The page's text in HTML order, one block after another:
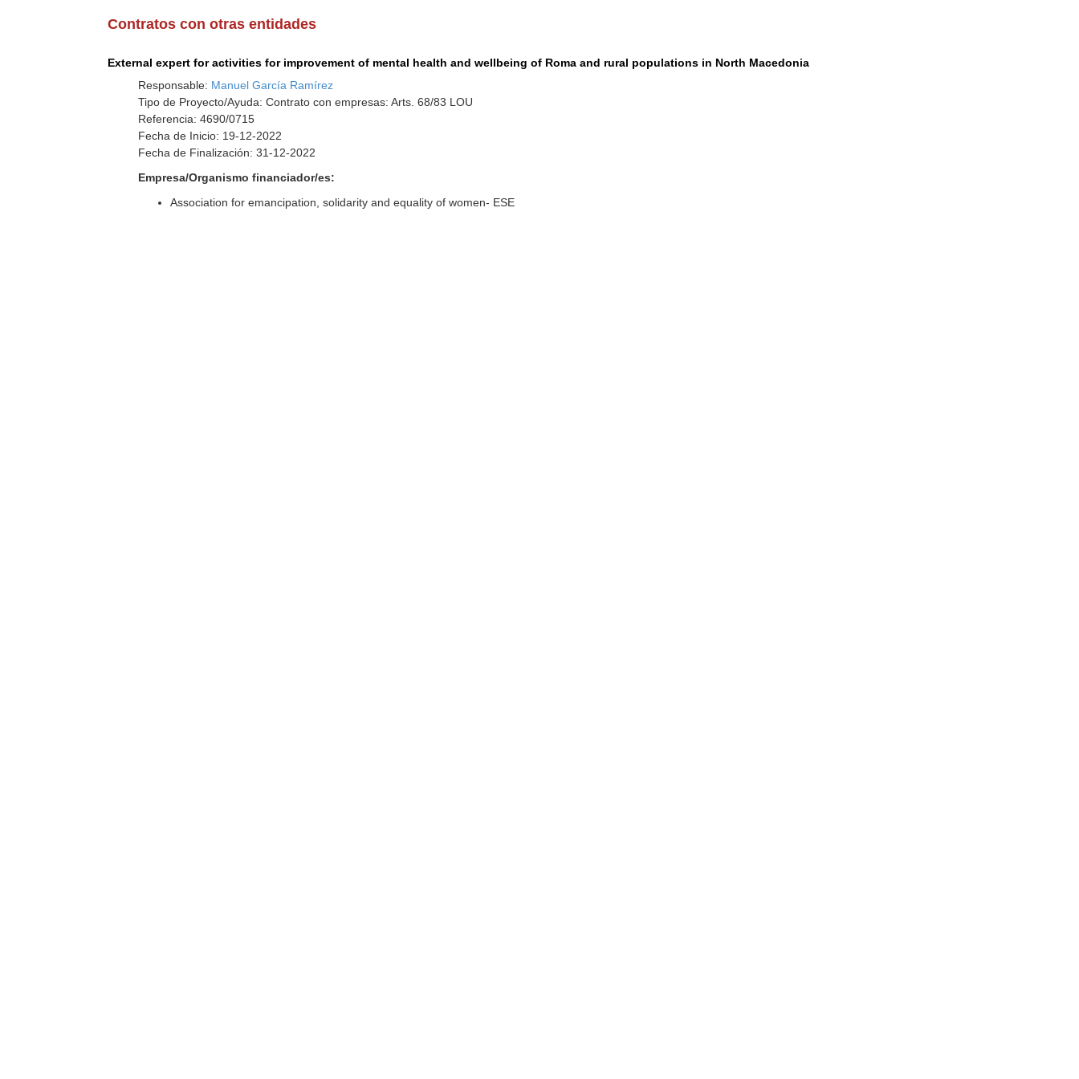
Contratos con otras entidades
External expert for activities for improvement of mental health and wellbeing of Roma and rural populations in North Macedonia
Responsable: Manuel García Ramírez
Tipo de Proyecto/Ayuda: Contrato con empresas: Arts. 68/83 LOU
Referencia: 4690/0715
Fecha de Inicio: 19-12-2022
Fecha de Finalización: 31-12-2022
Empresa/Organismo financiador/es:
Association for emancipation, solidarity and equality of women- ESE